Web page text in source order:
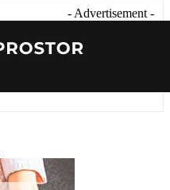
- Advertisement -